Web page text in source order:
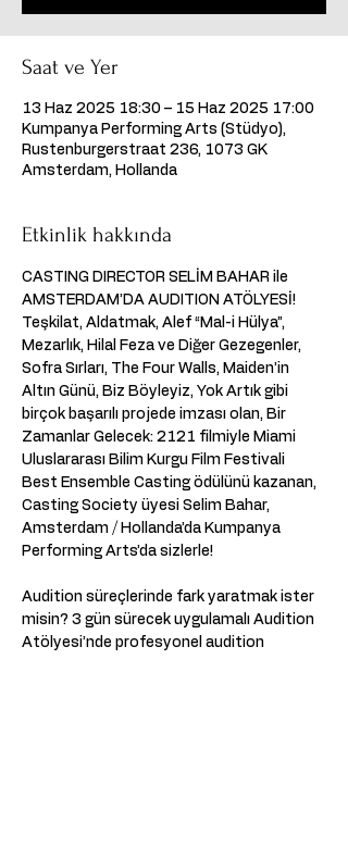
Saat ve Yer
13 Haz 2025 18:30 – 15 Haz 2025 17:00
Kumpanya Performing Arts (Stüdyo),
Rustenburgerstraat 236, 1073 GK
Amsterdam, Hollanda
Etkinlik hakkında
CASTING DIRECTOR SELİM BAHAR ile
AMSTERDAM’DA AUDITION ATÖLYESİ!
Teşkilat, Aldatmak, Alef “Mal-i Hülya”,
Mezarlık, Hilal Feza ve Diğer Gezegenler,
Sofra Sırları, The Four Walls, Maiden’in
Altın Günü, Biz Böyleyiz, Yok Artık gibi
birçok başarılı projede imzası olan, Bir
Zamanlar Gelecek: 2121 filmiyle Miami
Uluslararası Bilim Kurgu Film Festivali
Best Ensemble Casting ödülünü kazanan,
Casting Society üyesi Selim Bahar,
Amsterdam / Hollanda’da Kumpanya
Performing Arts’da sizlerle!
Audition süreçlerinde fark yaratmak ister
misin? 3 gün sürecek uygulamalı Audition
Atölyesi’nde profesyonel audition